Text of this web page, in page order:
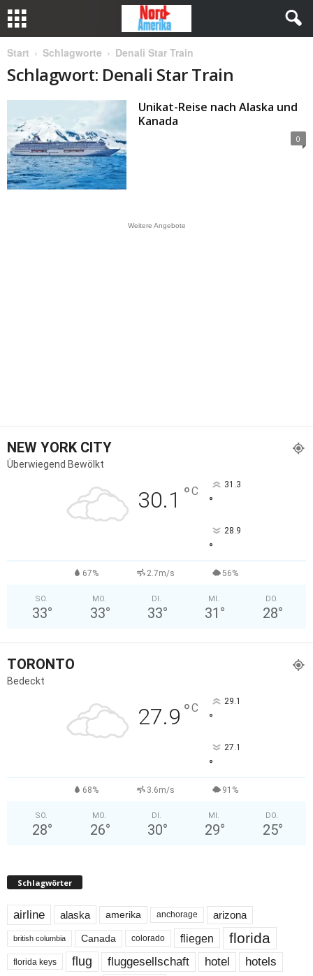
Start Schlagworte Denali Star Train
Schlagwort: Denali Star Train
Unikat-Reise nach Alaska und
Kanada
0
Weitere Angebote
NEW YORK CITY
Überwiegend Bewölkt
30.1 °C 31.3
°
28.9
°
67% 2.7m/s 56%
SO.
33°
MO.
33°
DI.
33°
MI.
31 °
DO.
28°
TORONTO
Bedeckt
27.9 °C 29.1
°
27.1
°
68% 3.6m/s 91%
SO.
28°
MO.
26°
DI.
30°
MI.
29°
DO.
25°
Schlagwörter
airline alaska amerika anchorage arizona
british columbia Canada colorado fliegen florida
florida keys flug fluggesellschaft hotel hotels